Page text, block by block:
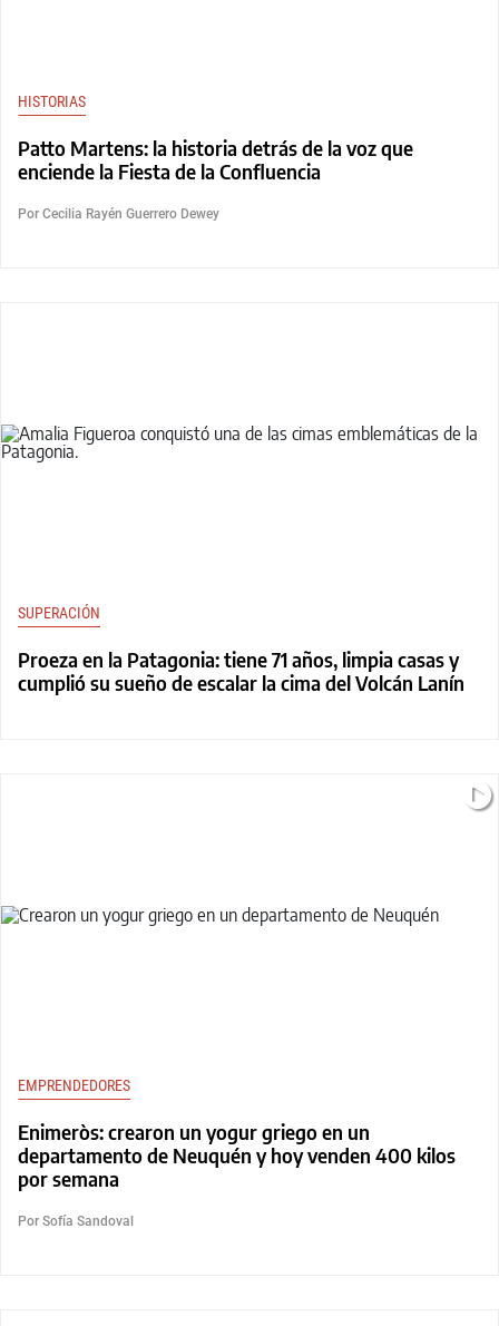
HISTORIAS
Patto Martens: la historia detrás de la voz que
enciende la Fiesta de la Confluencia
Por Cecilia Rayén Guerrero Dewey
SUPERACIÓN
Proeza en la Patagonia: tiene 71 años, limpia casas y
cumplió su sueño de escalar la cima del Volcán Lanín
EMPRENDEDORES
Enimeròs: crearon un yogur griego en un
departamento de Neuquén y hoy venden 400 kilos
por semana
Por Sofía Sandoval